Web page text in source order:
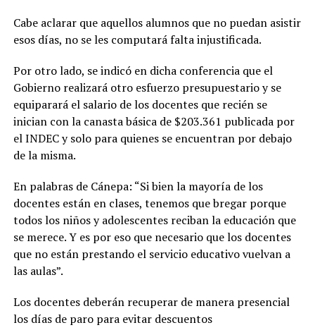
Cabe aclarar que aquellos alumnos que no puedan asistir
esos días, no se les computará falta injustificada.
Por otro lado, se indicó en dicha conferencia que el
Gobierno realizará otro esfuerzo presupuestario y se
equiparará el salario de los docentes que recién se
inician con la canasta básica de $203.361 publicada por
el INDEC y solo para quienes se encuentran por debajo
de la misma.
En palabras de Cánepa: “Si bien la mayoría de los
docentes están en clases, tenemos que bregar porque
todos los niños y adolescentes reciban la educación que
se merece. Y es por eso que necesario que los docentes
que no están prestando el servicio educativo vuelvan a
las aulas”.
Los docentes deberán recuperar de manera presencial
los días de paro para evitar descuentos